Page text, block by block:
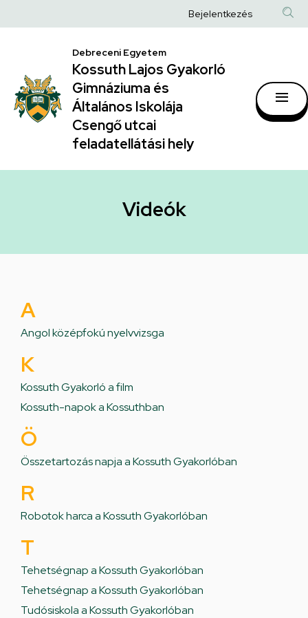
|
Kossuth
Lajos
Gyakorló
Gimnáziuma
Általános
a
Anonim
fiók
Bejelentkezés
Debreceni Egyetem
Kossuth Lajos Gyakorló
Gimnáziuma és
Általános Iskolája
Csengő utcai
feladatellátási hely
Videók
A
Angol középfokú nyelvvizsga
K
Kossuth Gyakorló a film
Kossuth-napok a Kossuthban
Ö
Összetartozás napja a Kossuth Gyakorlóban
R
Robotok harca a Kossuth Gyakorlóban
T
Tehetségnap a Kossuth Gyakorlóban
Tehetségnap a Kossuth Gyakorlóban
Tudósiskola a Kossuth Gyakorlóban